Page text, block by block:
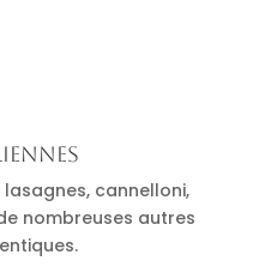
cannelloni,
nombreuses autres